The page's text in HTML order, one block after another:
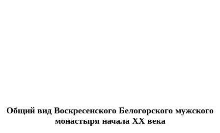
Общий вид Воскресенского Белогорского мужского
монастыря начала XX века